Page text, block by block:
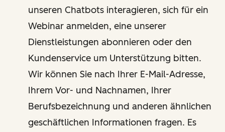
unseren Chatbots interagieren, sich für ein
Webinar anmelden, eine unserer
Dienstleistungen abonnieren oder den
Kundenservice um Unterstützung bitten.
Wir können Sie nach Ihrer E-Mail-Adresse,
Ihrem Vor- und Nachnamen, Ihrer
Berufsbezeichnung und anderen ähnlichen
geschäftlichen Informationen fragen. Es